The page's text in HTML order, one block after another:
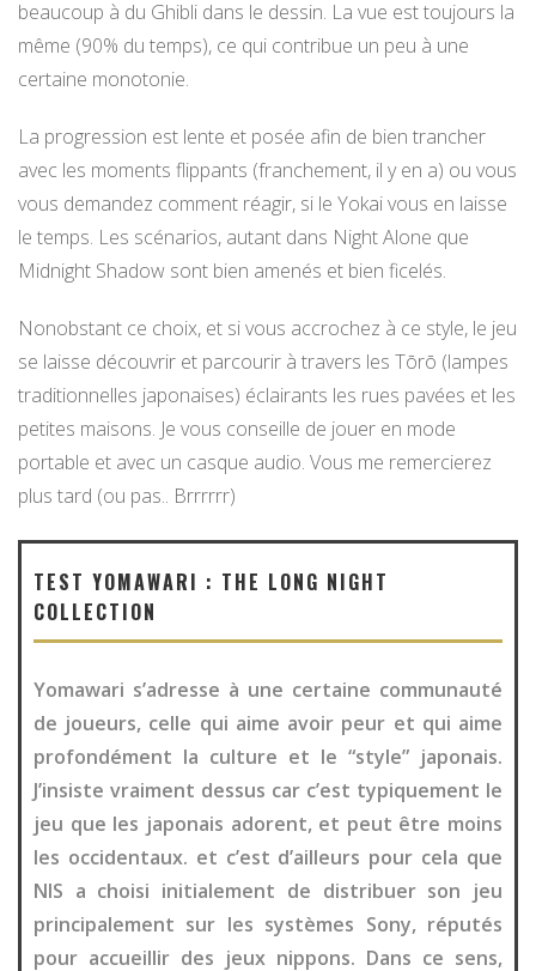
beaucoup à du Ghibli dans le dessin. La vue est toujours la
même (90% du temps), ce qui contribue un peu à une
certaine monotonie.
La progression est lente et posée afin de bien trancher
avec les moments flippants (franchement, il y en a) ou vous
vous demandez comment réagir, si le Yokai vous en laisse
le temps. Les scénarios, autant dans Night Alone que
Midnight Shadow sont bien amenés et bien ficelés.
Nonobstant ce choix, et si vous accrochez à ce style, le jeu
se laisse découvrir et parcourir à travers les Tōrō (lampes
traditionnelles japonaises) éclairants les rues pavées et les
petites maisons. Je vous conseille de jouer en mode
portable et avec un casque audio. Vous me remercierez
plus tard (ou pas.. Brrrrrr)
TEST YOMAWARI : THE LONG NIGHT
COLLECTION
Yomawari s’adresse à une certaine communauté
de joueurs, celle qui aime avoir peur et qui aime
profondément la culture et le “style” japonais.
J’insiste vraiment dessus car c’est typiquement le
jeu que les japonais adorent, et peut être moins
les occidentaux. et c’est d’ailleurs pour cela que
NIS a choisi initialement de distribuer son jeu
principalement sur les systèmes Sony, réputés
pour accueillir des jeux nippons. Dans ce sens,